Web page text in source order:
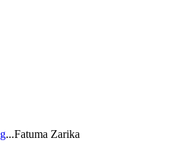
...Fatuma Zarika